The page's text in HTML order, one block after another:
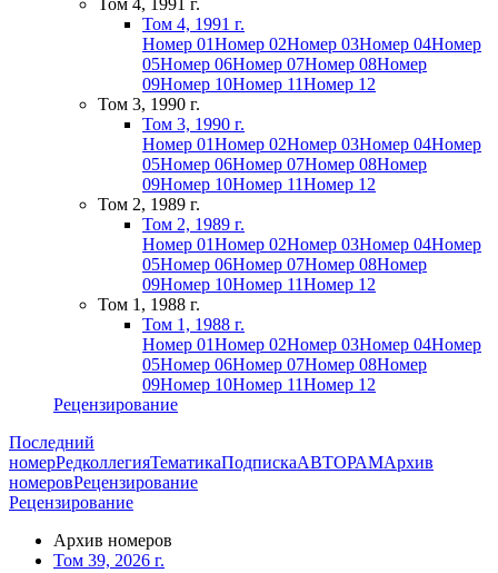
Том 4, 1991 г.
Том 4, 1991 г.
Номер 01Номер 02Номер 03Номер 04Номер
05Номер 06Номер 07Номер 08Номер
09Номер 10Номер 11Номер 12
Том 3, 1990 г.
Том 3, 1990 г.
Номер 01Номер 02Номер 03Номер 04Номер
05Номер 06Номер 07Номер 08Номер
09Номер 10Номер 11Номер 12
Том 2, 1989 г.
Том 2, 1989 г.
Номер 01Номер 02Номер 03Номер 04Номер
05Номер 06Номер 07Номер 08Номер
09Номер 10Номер 11Номер 12
Том 1, 1988 г.
Том 1, 1988 г.
Номер 01Номер 02Номер 03Номер 04Номер
05Номер 06Номер 07Номер 08Номер
09Номер 10Номер 11Номер 12
Рецензирование
Последний
номерРедколлегияТематикаПодпискаАВТОРАМАрхив
номеровРецензирование
Рецензирование
Архив номеров
Том 39, 2026 г.